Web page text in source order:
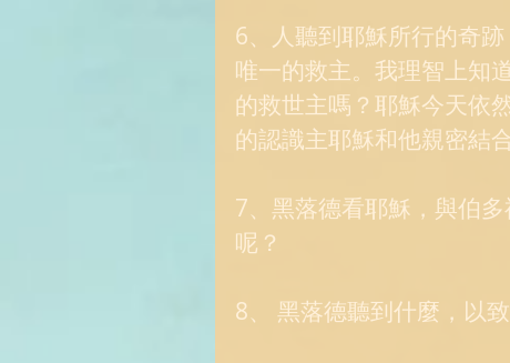
6、人聽到耶穌所行的奇
唯一的救主。我理智上知
的救世主嗎？耶穌今天依
的認識主耶穌和他親密結
7、黑落德看耶穌，與伯
呢？
8、 黑落德聽到什麼，以